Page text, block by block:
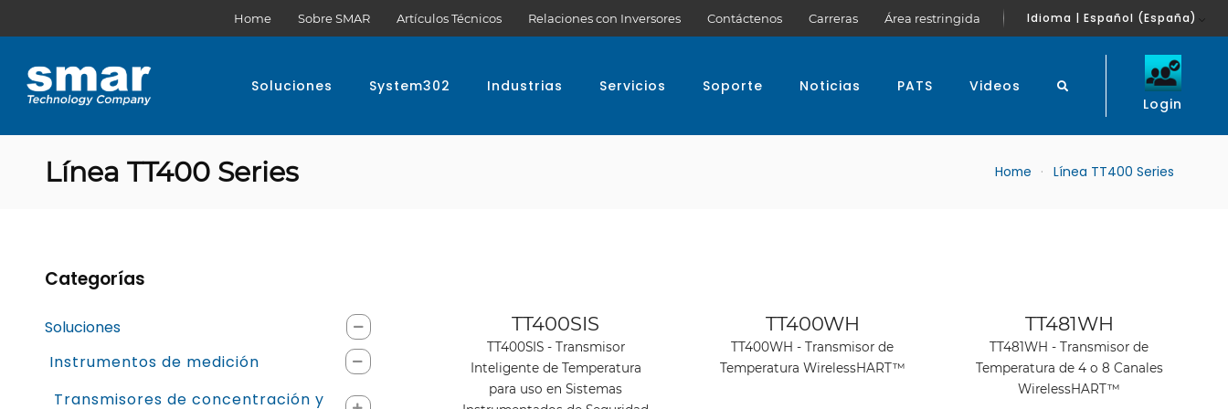
Home Sobre SMAR Artículos Técnicos Relaciones con Inversores Contáctenos Carreras Área restringida Idioma | Español (España)
Soluciones System302 Industrias Servicios Soporte Noticias PATS
Videos
Login
Línea TT400 Series Home Línea TT400 Series
Ver producto
TT400SIS
TT400SIS - Transmisor
Inteligente de Temperatura
para uso en Sistemas
Ver producto
TT400WH
TT400WH - Transmisor de
Temperatura WirelessHART™
Ver producto
TT481WH
TT481WH - Transmisor de
Temperatura de 4 o 8 Canales
WirelessHART™
Categorías
Soluciones
Instrumentos de medición
Transmisores de concentración y